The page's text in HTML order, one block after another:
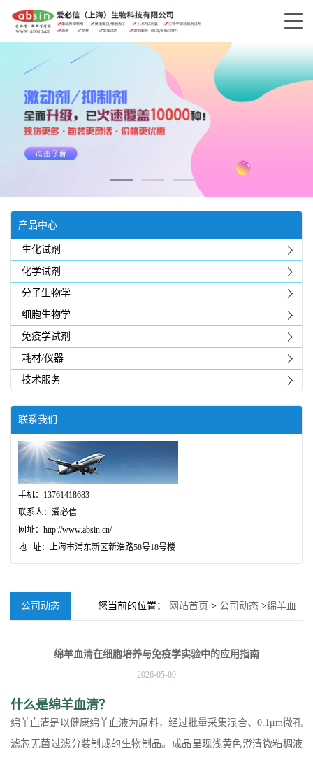
产品中心
生化试剂
化学试剂
分子生物学
细胞生物学
免疫学试剂
耗材/仪器
技术服务
联系我们
手机：13761418683
联系人：爱必信
网址：http://www.absin.cn/
地 址：上海市浦东新区新浩路58号18号楼
公司动态 您当前的位置： 网站首页 > 公司动态 >绵羊血
绵羊血清在细胞培养与免疫学实验中的应用指南
2026-05-09
什么是绵羊血清？
绵羊血清是以健康绵羊血液为原料，经过批量采集混合、0.1μm微孔
滤芯无菌过滤分装制成的生物制品。成品呈现浅黄色澄清微粘稠液